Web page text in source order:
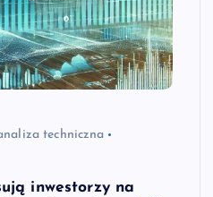
techniczna
inwestorzy na